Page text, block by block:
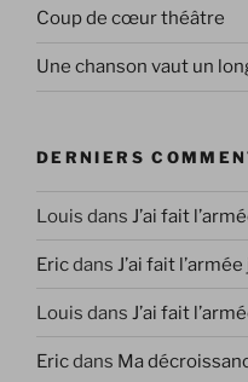
Coup de cœur théâtre
Une chanson vaut un
DERNIERS
Louis dans J’ai fait
Ericdans J’ai fait
Louis dans J’ai fait
Ericdans Ma